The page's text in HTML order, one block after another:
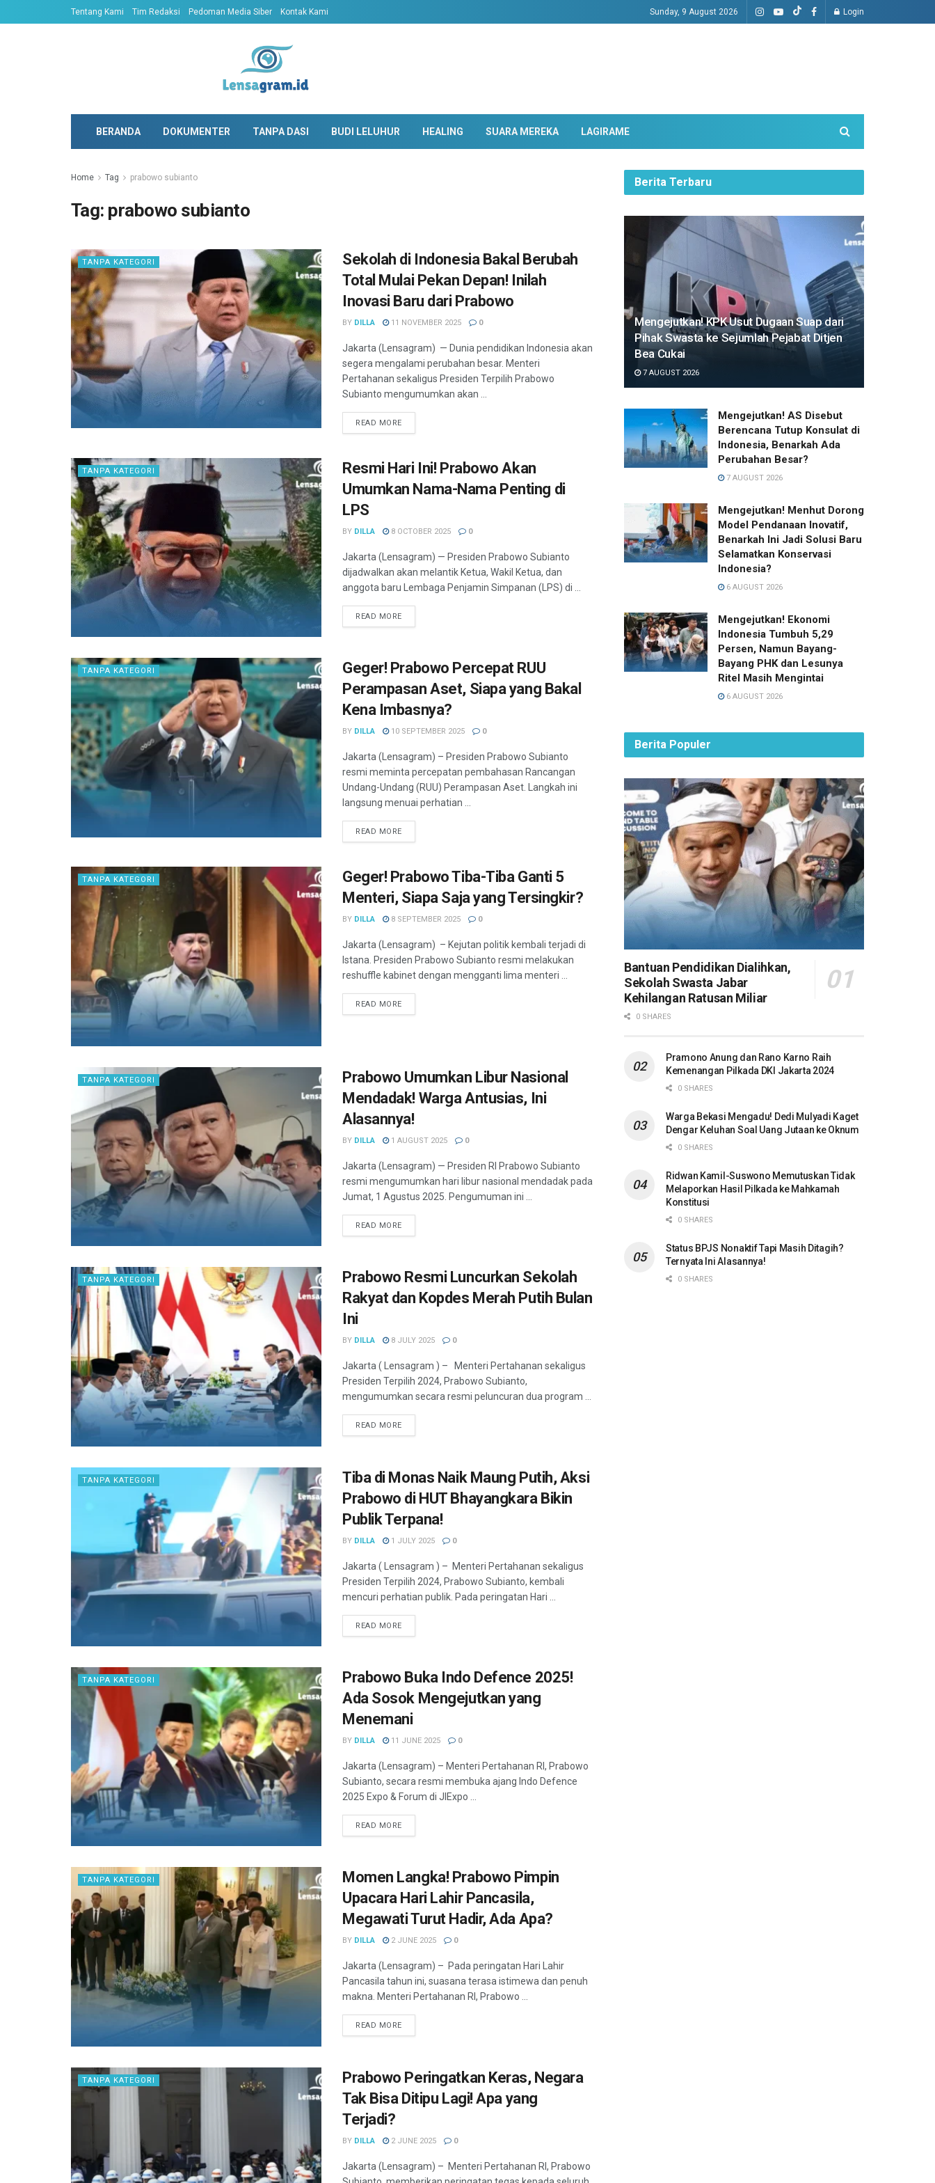
Tentang Kami Tim Redaksi Pedoman Media Siber Kontak Kami Sunday, 9 August 2026 Login
BERANDA DOKUMENTER TANPA DASI BUDI LELUHUR HEALING SUARA MEREKA LAGIRAME
Home Tag prabowo subianto
Tag: prabowo subianto
TANPA KATEGORI
Sekolah di Indonesia Bakal Berubah
Total Mulai Pekan Depan! Inilah
Inovasi Baru dari Prabowo
BY DILLA 11 NOVEMBER 2025 0
Jakarta (Lensagram) — Dunia pendidikan Indonesia akan
segera mengalami perubahan besar. Menteri
Pertahanan sekaligus Presiden Terpilih Prabowo
Subianto mengumumkan akan ...
READ MORE
TANPA KATEGORI
Resmi Hari Ini! Prabowo Akan
Umumkan Nama-Nama Penting di
LPS
BY DILLA 8 OCTOBER 2025 0
Jakarta (Lensagram) — Presiden Prabowo Subianto
dijadwalkan akan melantik Ketua, Wakil Ketua, dan
anggota baru Lembaga Penjamin Simpanan (LPS) di ...
READ MORE
TANPA KATEGORI
Geger! Prabowo Percepat RUU
Perampasan Aset, Siapa yang Bakal
Kena Imbasnya?
BY DILLA 10 SEPTEMBER 2025 0
Jakarta (Lensagram) – Presiden Prabowo Subianto
resmi meminta percepatan pembahasan Rancangan
Undang-Undang (RUU) Perampasan Aset. Langkah ini
langsung menuai perhatian ...
READ MORE
TANPA KATEGORI
Geger! Prabowo Tiba-Tiba Ganti 5
Menteri, Siapa Saja yang Tersingkir?
BY DILLA 8 SEPTEMBER 2025 0
Jakarta (Lensagram) – Kejutan politik kembali terjadi di
Istana. Presiden Prabowo Subianto resmi melakukan
reshuffle kabinet dengan mengganti lima menteri ...
READ MORE
TANPA KATEGORI
Prabowo Umumkan Libur Nasional
Mendadak! Warga Antusias, Ini
Alasannya!
BY DILLA 1 AUGUST 2025 0
Jakarta (Lensagram) — Presiden RI Prabowo Subianto
resmi mengumumkan hari libur nasional mendadak pada
Jumat, 1 Agustus 2025. Pengumuman ini ...
READ MORE
TANPA KATEGORI
Prabowo Resmi Luncurkan Sekolah
Rakyat dan Kopdes Merah Putih Bulan
Ini
BY DILLA 8 JULY 2025 0
Jakarta ( Lensagram ) – Menteri Pertahanan sekaligus
Presiden Terpilih 2024, Prabowo Subianto,
mengumumkan secara resmi peluncuran dua program ...
READ MORE
TANPA KATEGORI
Tiba di Monas Naik Maung Putih, Aksi
Prabowo di HUT Bhayangkara Bikin
Publik Terpana!
BY DILLA 1 JULY 2025 0
Jakarta ( Lensagram ) – Menteri Pertahanan sekaligus
Presiden Terpilih 2024, Prabowo Subianto, kembali
mencuri perhatian publik. Pada peringatan Hari ...
READ MORE
TANPA KATEGORI
Prabowo Buka Indo Defence 2025!
Ada Sosok Mengejutkan yang
Menemani
BY DILLA 11 JUNE 2025 0
Jakarta (Lensagram) – Menteri Pertahanan RI, Prabowo
Subianto, secara resmi membuka ajang Indo Defence
2025 Expo & Forum di JIExpo ...
READ MORE
TANPA KATEGORI
Momen Langka! Prabowo Pimpin
Upacara Hari Lahir Pancasila,
Megawati Turut Hadir, Ada Apa?
BY DILLA 2 JUNE 2025 0
Jakarta (Lensagram) – Pada peringatan Hari Lahir
Pancasila tahun ini, suasana terasa istimewa dan penuh
makna. Menteri Pertahanan RI, Prabowo ...
READ MORE
TANPA KATEGORI
Prabowo Peringatkan Keras, Negara
Tak Bisa Ditipu Lagi! Apa yang
Terjadi?
BY DILLA 2 JUNE 2025 0
Jakarta (Lensagram) – Menteri Pertahanan RI, Prabowo
Berita Terbaru
Mengejutkan! KPK Usut Dugaan Suap dari
Pihak Swasta ke Sejumlah Pejabat Ditjen
Bea Cukai
7 AUGUST 2026
Mengejutkan! AS Disebut
Berencana Tutup Konsulat di
Indonesia, Benarkah Ada
Perubahan Besar?
7 AUGUST 2026
Mengejutkan! Menhut Dorong
Model Pendanaan Inovatif,
Benarkah Ini Jadi Solusi Baru
Selamatkan Konservasi
Indonesia?
6 AUGUST 2026
Mengejutkan! Ekonomi
Indonesia Tumbuh 5,29
Persen, Namun Bayang-
Bayang PHK dan Lesunya
Ritel Masih Mengintai
6 AUGUST 2026
Berita Populer
Bantuan Pendidikan Dialihkan,
Sekolah Swasta Jabar
Kehilangan Ratusan Miliar
0 SHARES
Pramono Anung dan Rano Karno Raih
Kemenangan Pilkada DKI Jakarta 2024
0 SHARES
Warga Bekasi Mengadu! Dedi Mulyadi Kaget
Dengar Keluhan Soal Uang Jutaan ke Oknum
0 SHARES
Ridwan Kamil-Suswono Memutuskan Tidak
Melaporkan Hasil Pilkada ke Mahkamah
Konstitusi
0 SHARES
Status BPJS Nonaktif Tapi Masih Ditagih?
Ternyata Ini Alasannya!
0 SHARES